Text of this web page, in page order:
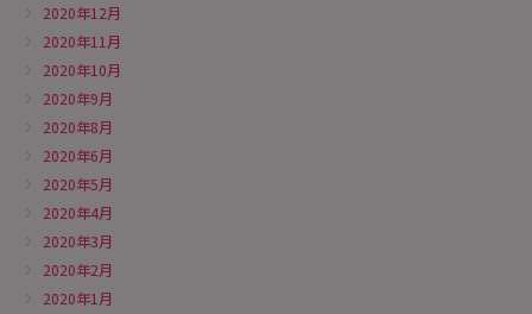
2020年12月
2020年11月
2020年10月
2020年9月
2020年8月
2020年6月
2020年5月
2020年4月
2020年3月
2020年2月
2020年1月